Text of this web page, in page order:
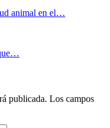
animal en el…
publicada. Los campos